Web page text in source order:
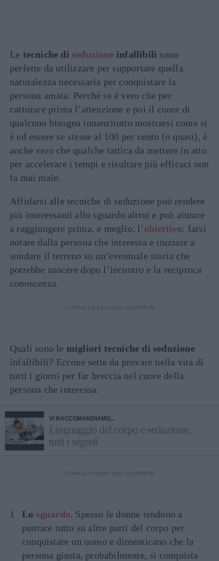
Le tecniche di seduzione infallibili sono
perfette da utilizzare per supportare quella
naturalezza necessaria per conquistare la
persona amata. Perché se è vero che per
catturare prima l’attenzione e poi il cuore di
qualcuno bisogna innanzitutto mostrarsi come si
è ed essere se stesse al 100 per cento (o quasi), è
anche vero che qualche tattica da mettere in atto
per accelerare i tempi e risultare più efficaci non
fa mai male.
Affidarsi alle tecniche di seduzione può rendere
più interessanti allo sguardo altrui e può aiutare
a raggiungere prima, e meglio, l’obiettivo: farsi
notare dalla persona che interessa e iniziare a
sondare il terreno su un’eventuale storia che
potrebbe nascere dopo l’incontro e la reciproca
conoscenza.
Quali sono le migliori tecniche di seduzione
infallibili? Eccone sette da provare nella vita di
tutti i giorni per far breccia nel cuore della
persona che interessa.
VI RACCOMANDIAMO...
Linguaggio del corpo e seduzione,
tutti i segreti
Lo sguardo. Spesso le donne tendono a
puntare tutto su altre parti del corpo per
conquistare un uomo e dimenticano che la
persona giusta, probabilmente, si conquista